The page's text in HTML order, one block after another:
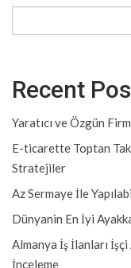
Recent
Yaratıcı ve Özgün
E-ticarette Toptan
Stratejiler
Az Sermaye İle
Dünyanin En İyi
Almanya İş İlanları İşçi
İnceleme